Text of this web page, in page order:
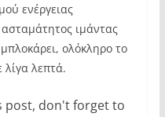
ενέργειας
ασταμάτητος ιμάντας
ολόκληρο το
λεπτά.
post, don't forget to